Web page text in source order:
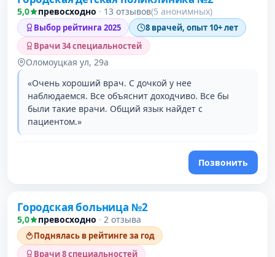
5,0 превосходно · 13 отзывов(5 анонимных)
Выбор рейтинга 2025
8 врачей, опыт 10+ лет
Врачи 34 специальностей
Оломоуцкая ул, 29а
«Очень хороший врач. С дочкой у нее
наблюдаемся. Все объяснит доходчиво. Все бы
были такие врачи. Общий язык найдет с
пациентом.»
Позвонить
Городская больница №2
5,0 превосходно · 2 отзыва
Поднялась в рейтинге за год
Врачи 8 специальностей